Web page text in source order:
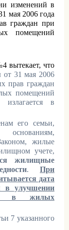
изменений в
мая 2006 года
граждан при
помещений
вытекает, что
от 31 мая 2006
прав граждан
помещений
в
его семьи,
жилые
учете,
жилищные
. При
дата
в улучшении
в жилых
7 указанного